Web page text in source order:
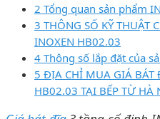
2 Tổng quan sản phẩm
3 THÔNG SỐ KỸ THUẬT
INOXEN HB02.03
4 Thông số lắp đặt của
5 ĐỊA CHỈ MUA GIÁ BÁT
HB02.03 TẠI BẾP TỪ HÀ